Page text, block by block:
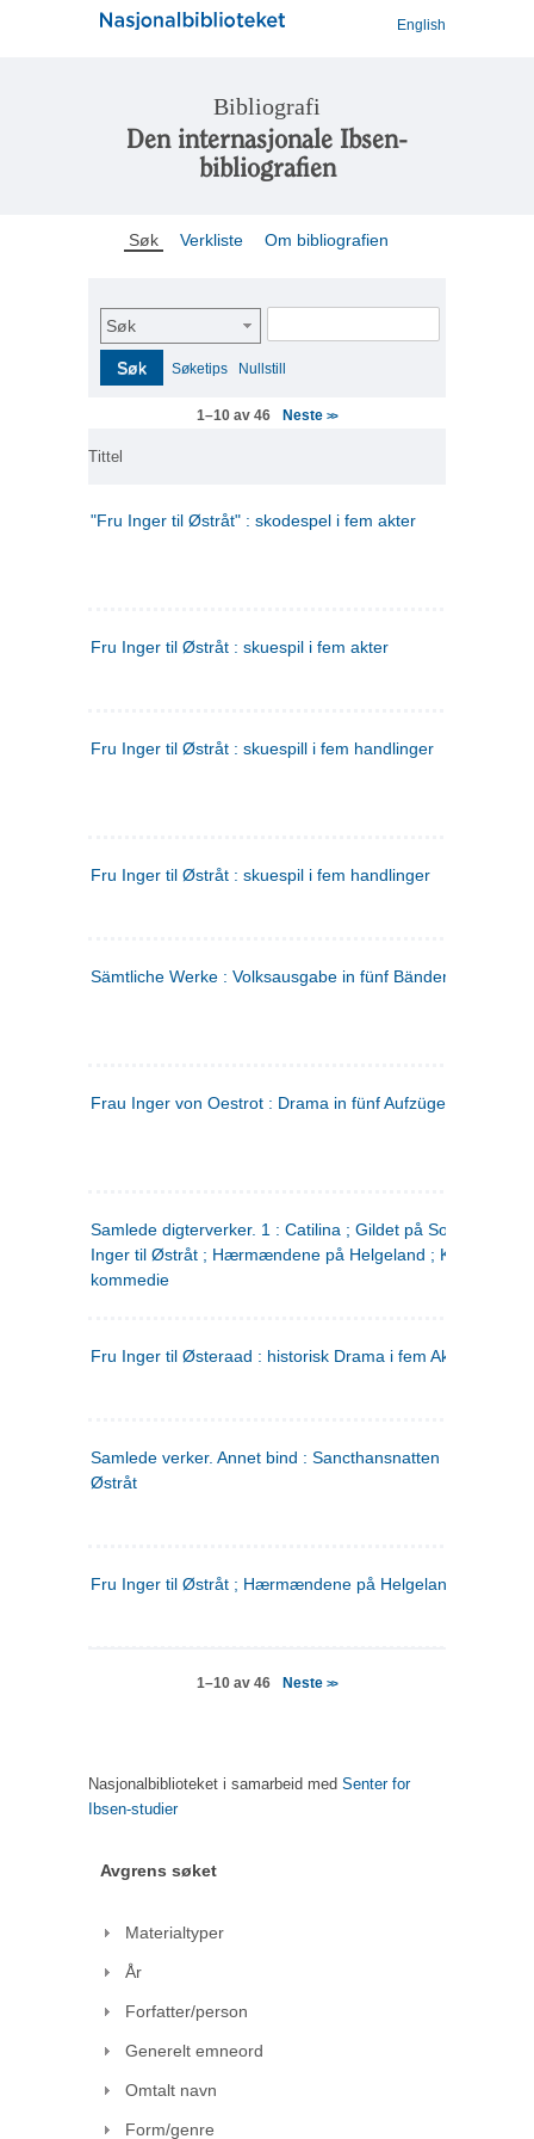
English
Bibliografi
Den internasjonale Ibsen-
bibliografien
Søk Verkliste Om bibliografien
Søk
Søk Søketips Nullstill
1–10 av 46 Neste>>
Tittel
"Fru Inger til Østråt" : skodespel i fem akter
Fru Inger til Østråt : skuespil i fem akter
Fru Inger til Østråt : skuespill i fem handlinger
Fru Inger til Østråt : skuespil i fem handlinger
Sämtliche Werke : Volksausgabe in fünf Bänden
Frau Inger von Oestrot : Drama in fünf Aufzügen
Samlede digterverker. 1 : Catilina ; Gildet på Solhaug ; Fru
Inger til Østråt ; Hærmændene på Helgeland ;
kommedie
Fru Inger til Østeraad : historisk Drama i fem Akter
Samlede verker. Annet bind : Sancthansnatten ; Fru Inger
Østråt
Fru Inger til Østråt ; Hærmændene på Helgeland
1–10 av 46 Neste>>
Nasjonalbiblioteket i samarbeid med Senter for
Ibsen-studier
Avgrens søket
Materialtyper
År
Forfatter/person
Generelt emneord
Omtalt navn
Form/genre